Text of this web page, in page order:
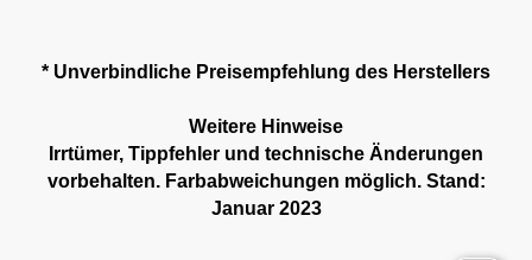
* Unverbindliche Preisempfehlung des Herstellers
Weitere Hinweise
Irrtümer, Tippfehler und technische Änderungen
vorbehalten. Farbabweichungen möglich. Stand:
Januar 2023